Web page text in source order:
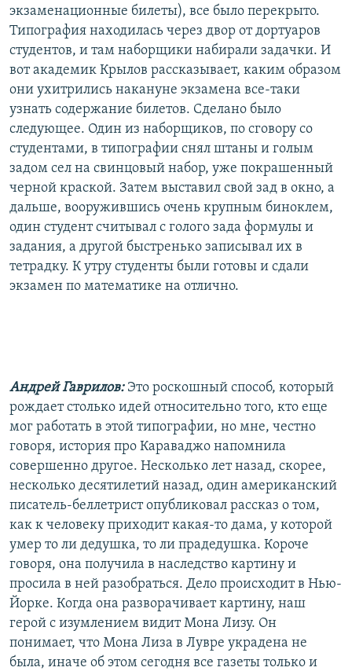
экзаменационные билеты), все было перекрыто.
Типография находилась через двор от дортуаров
студентов, и там наборщики набирали задачки. И
вот академик Крылов рассказывает, каким образом
они ухитрились накануне экзамена все-таки
узнать содержание билетов. Сделано было
следующее. Один из наборщиков, по сговору со
студентами, в типографии снял штаны и голым
задом сел на свинцовый набор, уже покрашенный
черной краской. Затем выставил свой зад в окно, а
дальше, вооружившись очень крупным биноклем,
один студент считывал с голого зада формулы и
задания, а другой быстренько записывал их в
тетрадку. К утру студенты были готовы и сдали
экзамен по математике на отлично.
Андрей Гаврилов: Это роскошный способ, который
рождает столько идей относительно того, кто еще
мог работать в этой типографии, но мне, честно
говоря, история про Караваджо напомнила
совершенно другое. Несколько лет назад, скорее,
несколько десятилетий назад, один американский
писатель-беллетрист опубликовал рассказ о том,
как к человеку приходит какая-то дама, у которой
умер то ли дедушка, то ли прадедушка. Короче
говоря, она получила в наследство картину и
просила в ней разобраться. Дело происходит в Нью-
Йорке. Когда она разворачивает картину, наш
герой с изумлением видит Мона Лизу. Он
понимает, что Мона Лиза в Лувре украдена не
была, иначе об этом сегодня все газеты только и